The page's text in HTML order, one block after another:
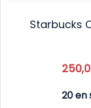
Starbucks
20 en